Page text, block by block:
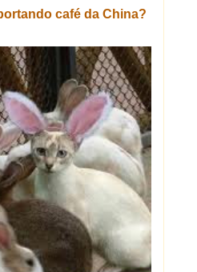
café da China?